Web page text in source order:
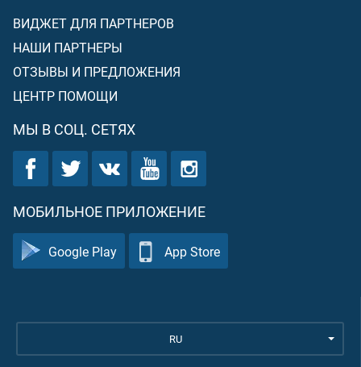
ВИДЖЕТ ДЛЯ ПАРТНЕРОВ
НАШИ ПАРТНЕРЫ
ОТЗЫВЫ И ПРЕДЛОЖЕНИЯ
ЦЕНТР ПОМОЩИ
МЫ В СОЦ. СЕТЯХ
МОБИЛЬНОЕ ПРИЛОЖЕНИЕ
Google Play App Store
RU